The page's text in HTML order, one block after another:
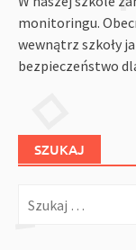
monitoringu.
wewnątrz szkoły
bezpieczeństwo
SZUKAJ